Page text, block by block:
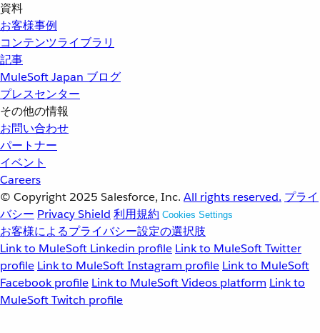
資料
お客様事例
コンテンツライブラリ
記事
MuleSoft Japan ブログ
プレスセンター
その他の情報
お問い合わせ
パートナー
イベント
Careers
© Copyright 2025 Salesforce, Inc. All rights reserved. プライ
バシー Privacy Shield 利用規約 Cookies Settings
お客様によるプライバシー設定の選択肢
Link to MuleSoft Linkedin profile Link to MuleSoft Twitter
profile Link to MuleSoft Instagram profile Link to MuleSoft
Facebook profile Link to MuleSoft Videos platform Link to
MuleSoft Twitch profile